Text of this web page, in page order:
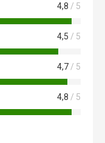
4,8 / 5
4,5 / 5
4,7 / 5
4,8 / 5